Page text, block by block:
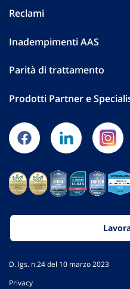
Reclami
Inadempimenti AAS
Parità di trattamento
Prodotti Partner e
D. lgs. n.24 del 10 marzo 2023
Privacy